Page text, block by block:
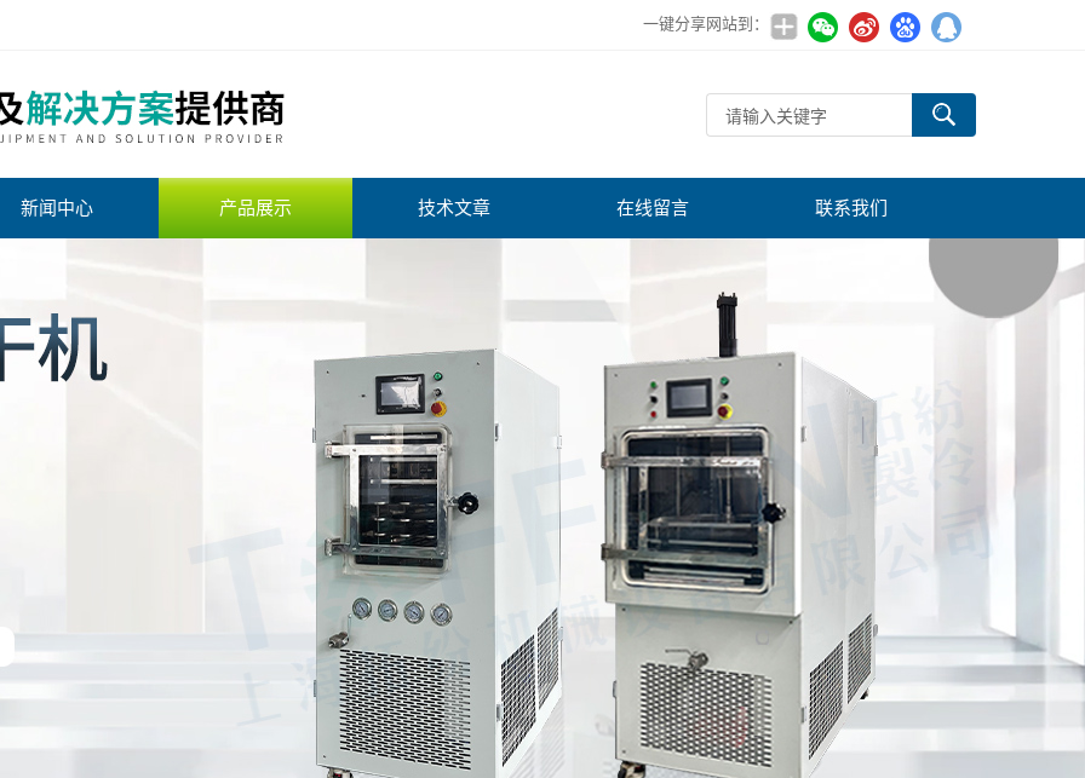
一键分享网站到：
新闻中心 产品展示 技术文章 在线留言 联系我们